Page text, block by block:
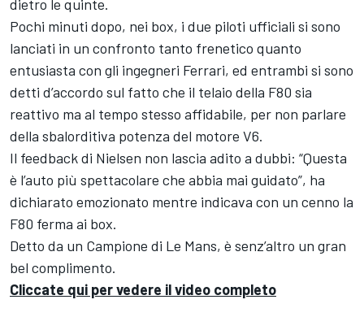
dietro le quinte.
Pochi minuti dopo, nei box, i due piloti ufficiali si sono
lanciati in un confronto tanto frenetico quanto
entusiasta con gli ingegneri Ferrari, ed entrambi si sono
detti d’accordo sul fatto che il telaio della F80 sia
reattivo ma al tempo stesso affidabile, per non parlare
della sbalorditiva potenza del motore V6.
Il feedback di Nielsen non lascia adito a dubbi: “Questa
è l’auto più spettacolare che abbia mai guidato”, ha
dichiarato emozionato mentre indicava con un cenno la
F80 ferma ai box.
Detto da un Campione di Le Mans, è senz’altro un gran
bel complimento.
Cliccate qui per vedere il video completo